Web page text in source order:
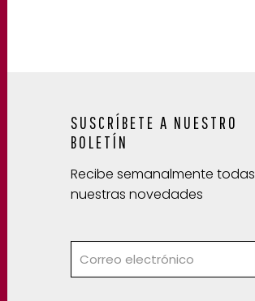
SUSCRÍBETE A NUESTRO
BOLETÍN
Recibe semanalmente todas
nuestras novedades